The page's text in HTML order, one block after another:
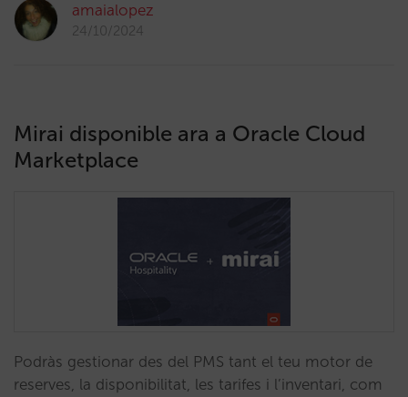
amaialopez
24/10/2024
Mirai disponible ara a Oracle Cloud
Marketplace
Podràs gestionar des del PMS tant el teu motor de
reserves, la disponibilitat, les tarifes i l’inventari, com